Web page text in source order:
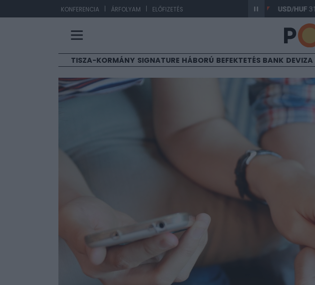
KONFERENCIA | ÁRFOLYAM | ELŐFIZETÉS
EUR/HUF USD/HUF 314,20
TISZA-KORMÁNY SIGNATURE HÁBORÚ BEFEKTETÉS BANK DEVIZA